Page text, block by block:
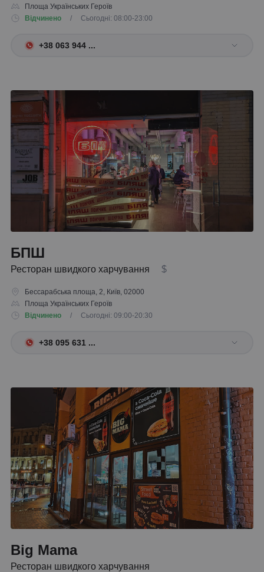
Площа Українських Героїв
Відчинено
/ Сьогодні: 08:00-23:00
+38 063 944 ...
БПШ
Ресторан швидкого харчування $
Бессарабська площа, 2, Київ, 02000
Площа Українських Героїв
Відчинено
/ Сьогодні: 09:00-20:30
+38 095 631 ...
Big Mama
Ресторан швидкого харчування